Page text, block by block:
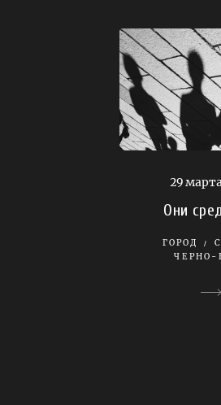
29
Они
ГОРОД
ЧЕРНО-